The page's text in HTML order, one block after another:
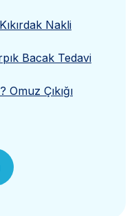
Nakli
Bacak Tedavi
Omuz Çıkığı